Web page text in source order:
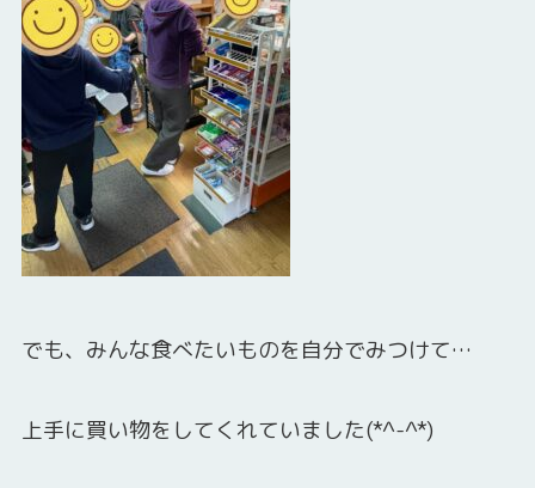
でも、みんな食べたいものを自分でみつけて…
上手に買い物をしてくれていました(*^-^*)